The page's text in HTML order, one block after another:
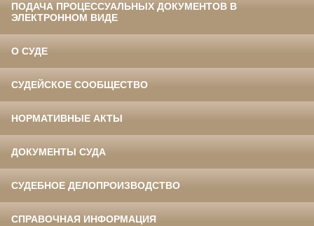
ПОДАЧА ПРОЦЕССУАЛЬНЫХ ДОКУМЕНТОВ В
ЭЛЕКТРОННОМ ВИДЕ
О СУДЕ
СУДЕЙСКОЕ СООБЩЕСТВО
НОРМАТИВНЫЕ АКТЫ
ДОКУМЕНТЫ СУДА
СУДЕБНОЕ ДЕЛОПРОИЗВОДСТВО
СПРАВОЧНАЯ ИНФОРМАЦИЯ